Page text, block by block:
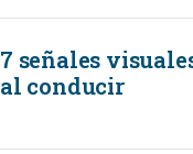
7 señales
al conducir